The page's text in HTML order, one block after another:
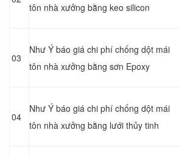
tôn nhà xưởng bằng keo silicon
03
Như Ý báo giá chi phí chống dột mái
tôn nhà xưởng bằng sơn Epoxy
04
Như Ý báo giá chi phí chống dột mái
tôn nhà xưởng bằng lưới thủy tinh